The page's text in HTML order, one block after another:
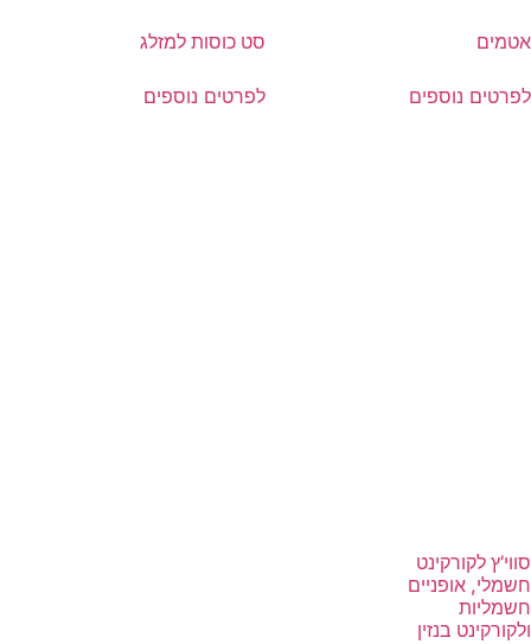
אטמים
לפרטים נוספים
סט כוסות למזלג
לפרטים נוספים
סווי’ץ לקורקינט
חשמלי, אופניים
חשמליות
ולקורקינט בנזין